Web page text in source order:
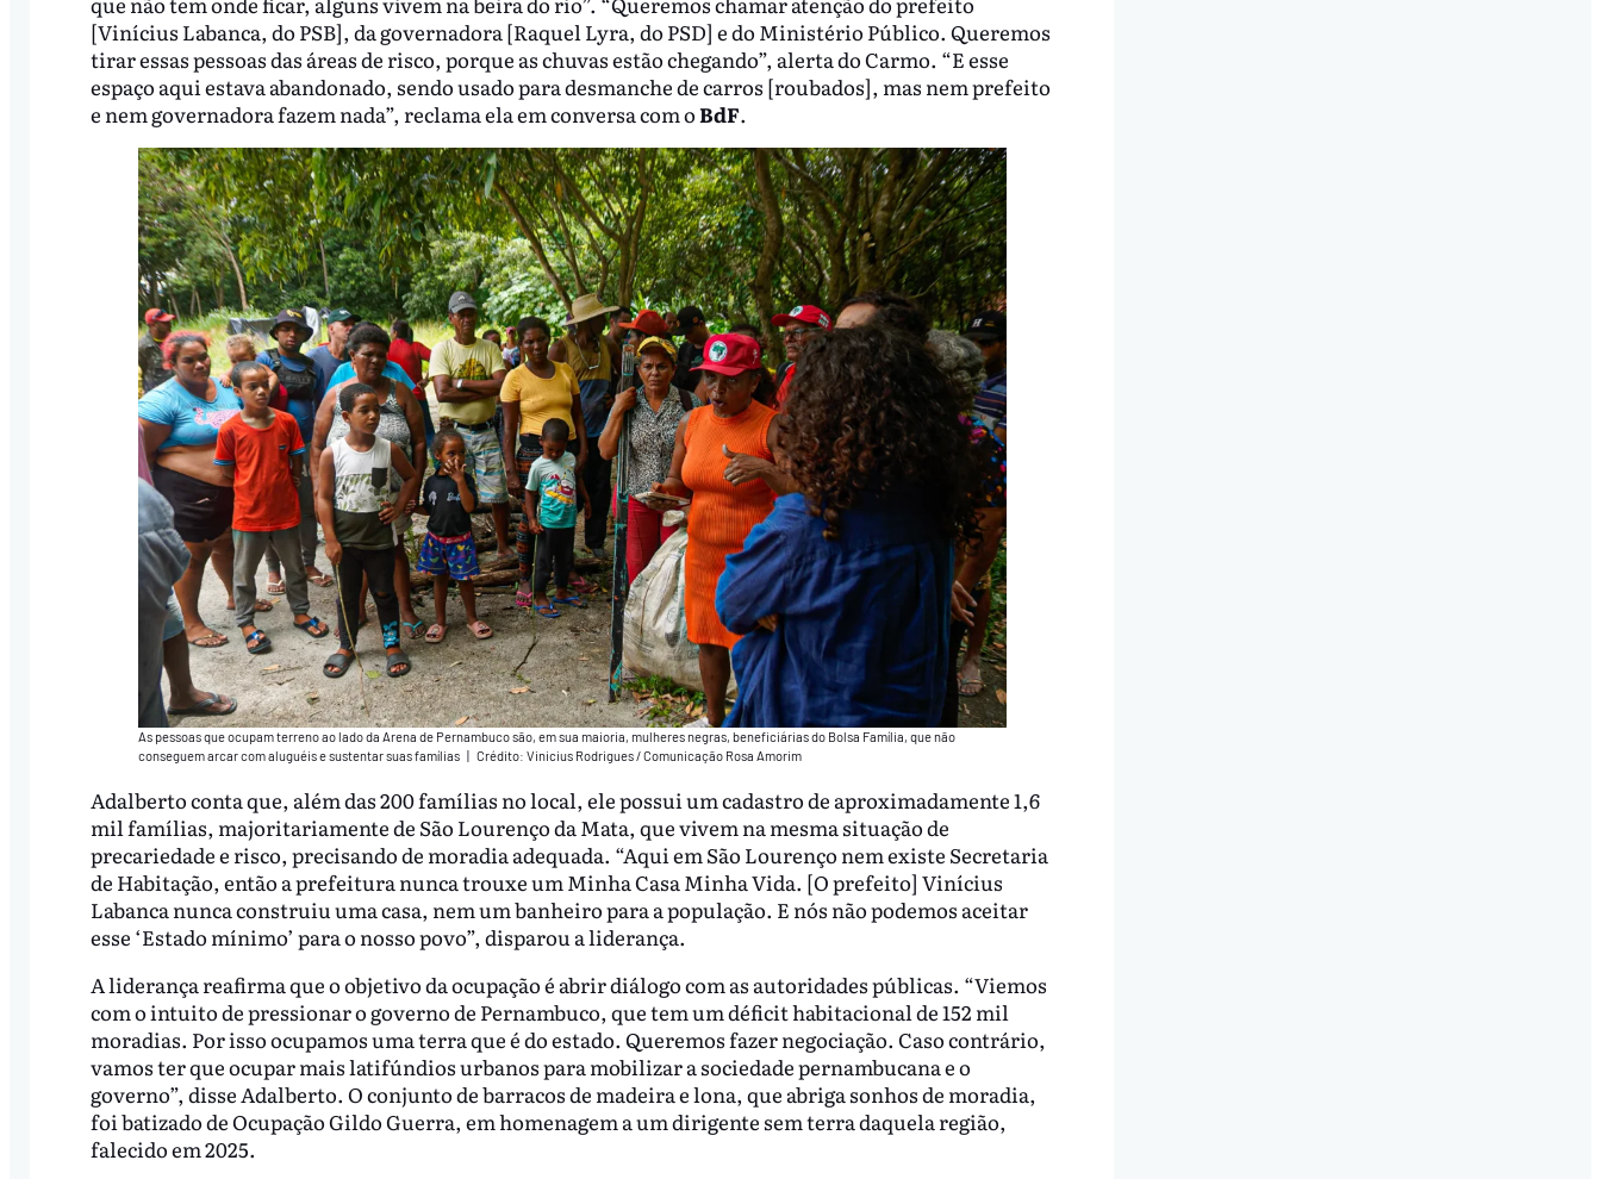
[Vinícius Labanca, do PSB], da governadora [Raquel Lyra, do PSD] e do Ministério Público. Queremos
tirar essas pessoas das áreas de risco, porque as chuvas estão chegando”, alerta do Carmo. “E esse
espaço aqui estava abandonado, sendo usado para desmanche de carros [roubados], mas nem prefeito
e nem governadora fazem nada”, reclama ela em conversa com oBdF.
As pessoas que ocupam terreno ao lado da Arena de Pernambuco são, em sua maioria, mulheres negras, beneficiárias do Bolsa Família, que não
conseguem arcar com aluguéis e sustentar suas famílias | Crédito: Vinicius Rodrigues / Comunicação Rosa Amorim
Adalberto conta que, além das 200 famílias no local, ele possui um cadastro de aproximadamente 1,6
mil famílias, majoritariamente de São Lourenço da Mata, que vivem na mesma situação de
precariedade e risco, precisando de moradia adequada. “Aqui em São Lourenço nem existe Secretaria
de Habitação, então a prefeitura nunca trouxe um Minha Casa Minha Vida. [O prefeito] Vinícius
Labanca nunca construiu uma casa, nem um banheiro para a população. E nós não podemos aceitar
esse ‘Estado mínimo’ para o nosso povo”, disparou a liderança.
A liderança reafirma que o objetivo da ocupação é abrir diálogo com as autoridades públicas. “Viemos
com o intuito de pressionar o governo de Pernambuco, que tem um déficit habitacional de 152 mil
moradias. Por isso ocupamos uma terra que é do estado. Queremos fazer negociação. Caso contrário,
vamos ter que ocupar mais latifúndios urbanos para mobilizar a sociedade pernambucana e o
governo”, disse Adalberto. O conjunto de barracos de madeira e lona, que abriga sonhos de moradia,
foi batizado de Ocupação Gildo Guerra, em homenagem a um dirigente sem terra daquela região,
falecido em 2025.